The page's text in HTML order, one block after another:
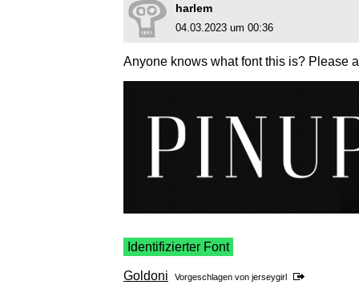
harlem
04.03.2023 um 00:36
Anyone knows what font this is? Please
Identifizierter Font
Goldoni Vorgeschlagen von jerseygirl